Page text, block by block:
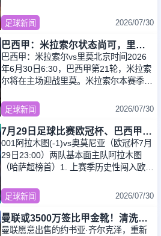
冠最大热门，皇马、马德里竞技分列榜单
第二位
足球新闻 2026/07/30
巴西甲：米拉索尔状态尚可，里莫近期表现跳跃
巴西甲：米拉索尔vs里莫北京时间2026
年6月30日6:30，巴西甲第21轮，米拉索
尔将在主场迎战里莫。米拉索尔本赛季的
表现非常糟糕，要知道其上赛季还身处自
由杯资格
足球新闻 2026/07/30
7月29日足球比赛欧冠杯、巴西甲赛事分析、比赛预测
001阿拉木图(-1)vs奥莫尼亚（欧冠杯7月
29日23:00）两队基本面主队阿拉木图
（哈萨超榜首）1. 上赛季历史性闯入欧冠
欧战经验。本
足球新闻 2026/07/30
曼联或3500万签比甲金靴！清洗齐尔克泽又受阻，尤文拒绝强制性买断
曼联愿意出售的约书亚·齐尔克泽，重新